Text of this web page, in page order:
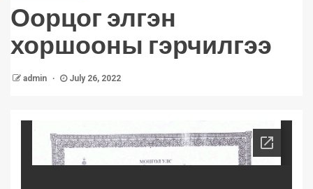
Оорцог элгэн
хоршооны гэрчилгээ
admin July 26, 2022